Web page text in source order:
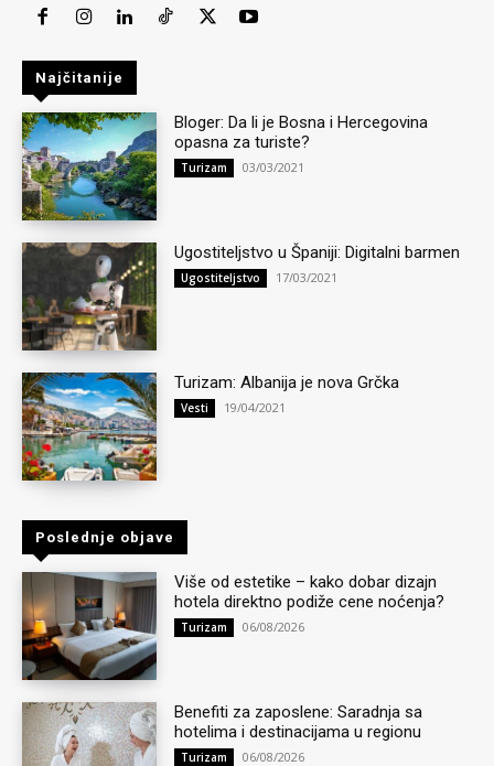
Najčitanije
Bloger: Da li je Bosna i Hercegovina
opasna za turiste?
Turizam 03/03/2021
Ugostiteljstvo u Španiji: Digitalni barmen
Ugostiteljstvo 17/03/2021
Turizam: Albanija je nova Grčka
Vesti 19/04/2021
Poslednje objave
Više od estetike – kako dobar dizajn
hotela direktno podiže cene noćenja?
Turizam 06/08/2026
Benefiti za zaposlene: Saradnja sa
hotelima i destinacijama u regionu
Turizam 06/08/2026